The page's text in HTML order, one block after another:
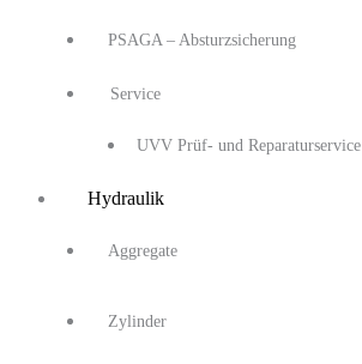
PSAGA – Absturzsicherung
Service
UVV Prüf- und Reparaturservice
Hydraulik
Aggregate
Zylinder